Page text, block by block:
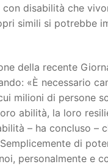
disabilità che
simili si potrebbe
della recente
«È necessario
milioni di persone
abilità, la loro
– ha concluso –
di
personalmente e